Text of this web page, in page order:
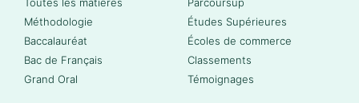
Méthodologie
Baccalauréat
Bac de Français
Grand Oral
Études Supérieures
Écoles de commerce
Classements
Témoignages